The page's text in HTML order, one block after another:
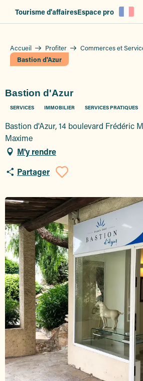
Tourisme d'affairesEspace pro
Accueil Profiter
Commerces et
Bastion d'Azur
Bastion d'Azur
SERVICES IMMOBILIER SERVICES PRATIQUES
Bastion d'Azur, 14 boulevard Frédéric
Maxime
M'y rendre
Partager
Ajouter